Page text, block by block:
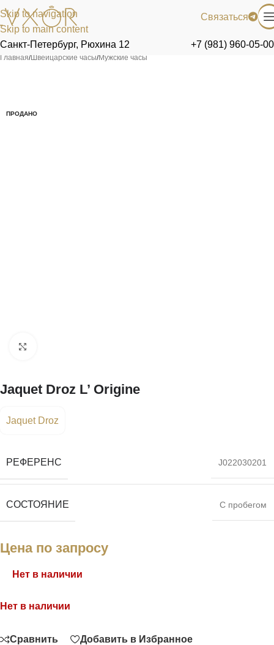
Skip to navigation
Skip to main content
Связаться
Санкт-Петербург, Рюхина 12 +7 (981) 960-05-00
Главная/Швейцарские часы/Мужские часы
ПРОДАНО
Jaquet Droz L’ Origine
Jaquet Droz
РЕФЕРЕНС J022030201
СОСТОЯНИЕ С пробегом
Цена по запросу
Нет в наличии
Нет в наличии
Сравнить Добавить в Избранное